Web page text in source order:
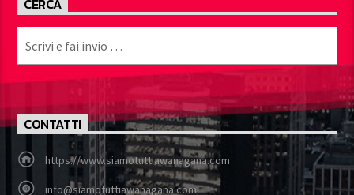
CERCA
CONTATTI
https://www.siamotuttiawanagana.com
info@siamotuttiawanagana.com